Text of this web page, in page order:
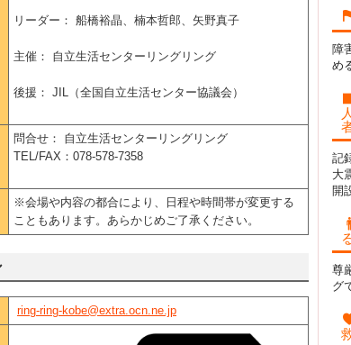
リーダー： 船橋裕晶、楠本哲郎、矢野真子
主催： 自立生活センターリングリング
後援： JIL（全国自立生活センター協議会）
問合せ： 自立生活センターリングリング
TEL/FAX：078-578-7358
※会場や内容の都合により、日程や時間帯が変更する
こともあります。あらかじめご了承ください。
ring-ring-kobe@extra.ocn.ne.jp
障
め
記
大
開
尊
グ